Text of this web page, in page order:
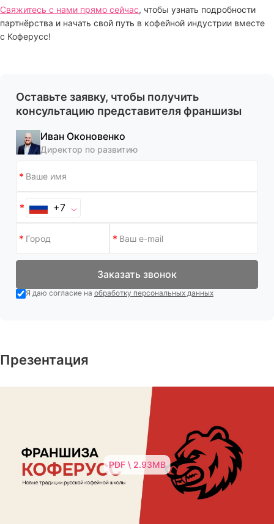
Свяжитесь с нами прямо сейчас, чтобы узнать подробности
партнёрства и начать свой путь в кофейной индустрии вместе
с Коферусс!
Оставьте заявку, чтобы получить
консультацию представителя франшизы
Иван Оконовенко
Директор по развитию
+7
Заказать звонок
Я даю согласие на обработку персональных данных
Презентация
PDF \ 2.93MB